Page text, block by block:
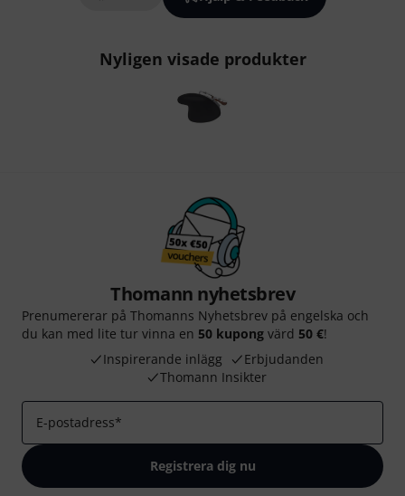
Nyligen visade produkter
Thomann nyhetsbrev
Prenumererar på Thomanns Nyhetsbrev på engelska och
du kan med lite tur vinna en 50 kupong värd 50 €!
Inspirerande inlägg
Erbjudanden
Thomann Insikter
E-postadress*
Registrera dig nu